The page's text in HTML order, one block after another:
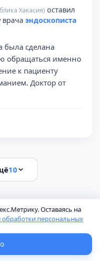
Хакасия) оставил
врача эндоскописта
была сделана
обращаться именно
к пациенту
Доктор от
10
Оставаясь на
персональных